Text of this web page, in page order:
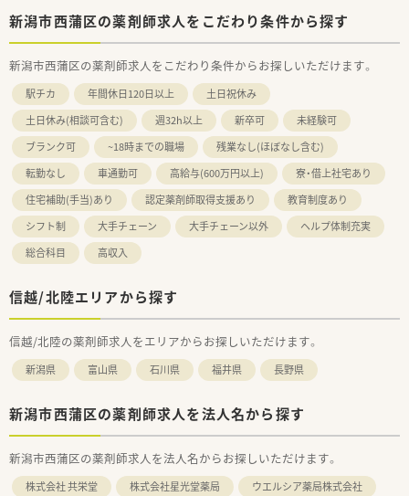
新潟市西蒲区の薬剤師求人をこだわり条件から探す
新潟市西蒲区の薬剤師求人をこだわり条件からお探しいただけます。
駅チカ 年間休日120日以上
土日祝休み
土日休み(相談可含む)
週32h以上 新卒可
未経験可
ブランク可
~18時までの職場
残業なし(ほぼなし含む)
転勤なし
車通勤可 高給与(600万円以上)
寮・借上社宅あり
住宅補助(手当)あり
認定薬剤師取得支援あり
教育制度あり
シフト制
大手チェーン 大手チェーン以外
ヘルプ体制充実
総合科目
高収入
信越/北陸エリアから探す
信越/北陸の薬剤師求人をエリアからお探しいただけます。
新潟県 富山県 石川県 福井県 長野県
新潟市西蒲区の薬剤師求人を法人名から探す
新潟市西蒲区の薬剤師求人を法人名からお探しいただけます。
株式会社 共栄堂 株式会社星光堂薬局
ウエルシア薬局株式会社